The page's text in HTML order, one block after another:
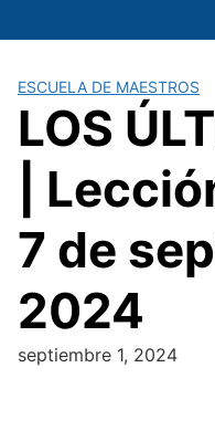
al
ESCUELA DE MAESTROS
LOS
|
7 de
2024
septiembre 1, 2024